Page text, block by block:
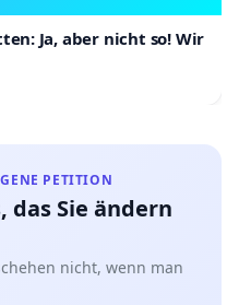
Ja, aber nicht so! Wir
PETITION
das Sie ändern
nicht, wenn man